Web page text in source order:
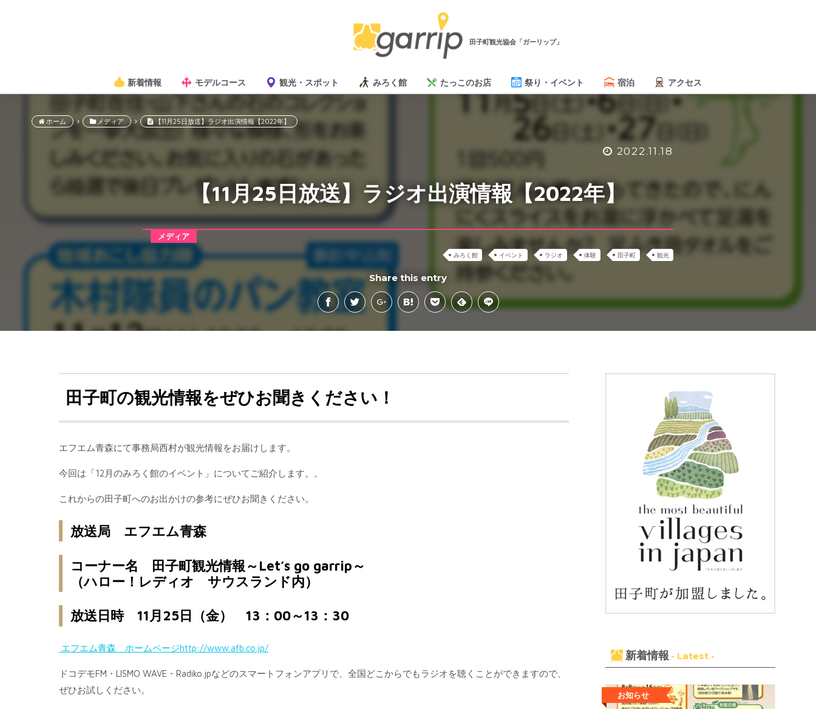
田子町観光協会「ガーリップ」
新着情報 モデルコース 観光・スポット みろく館 たっこのお店 祭り・イベント 宿泊 アクセス
ホーム メディア 【11月25日放送】ラジオ出演情報【2022年】
2022.11.18
【11月25日放送】ラジオ出演情報【2022年】
メディア
みろく館 イベント ラジオ 体験 田子町 観光
Share this entry
田子町の観光情報をぜひお聞きください！
エフエム青森にて事務局西村が観光情報をお届けします。
今回は「12月のみろく館のイベント」についてご紹介します。。
これからの田子町へのお出かけの参考にぜひお聞きください。
放送局 エフエム青森
コーナー名 田子町観光情報～Let’s go garrip～
（ハロー！レディオ サウスランド内）
放送日時 11月25日（金） 13：00～13：30
エフエム青森 ホームページhttp://www.afb.co.jp/
ドコデモFM・LISMO WAVE・Radiko.jpなどのスマートフォンアプリで、全国どこからでもラジオを聴くことができますので、
ぜひお試しください。
新着情報 - Latest -
お知らせ